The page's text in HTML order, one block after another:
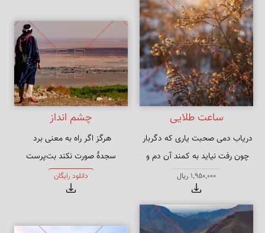
ساعت طلایی
چون رفت نیاید به کمند آن دم و
ساعت
1,950,000 ریال
چشم انداز
سجدهٔ صورت نکند بت‌پرست
دانلود رایگان